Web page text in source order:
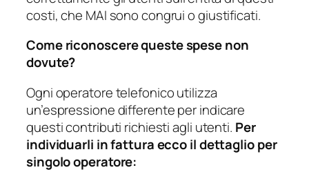
costi, che MAI sono congrui o giustificati.
Come riconoscere queste spese non
dovute?
Ogni operatore telefonico utilizza
un’espressione differente per indicare
questi contributi richiesti agli utenti. Per
individuarli in fattura ecco il dettaglio per
singolo operatore: